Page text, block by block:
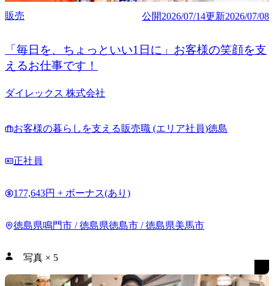
販売 公開2026/07/14更新2026/07/08
「毎日を、ちょっといい1日に」お客様の笑顔を支
えるお仕事です！
ダイレックス 株式会社
お客様の暮らしを支える販売職 (エリア社員)徳島
正社員
177,643円 + ボーナス(あり)
徳島県鳴門市 / 徳島県徳島市 / 徳島県美馬市
写真 × 5